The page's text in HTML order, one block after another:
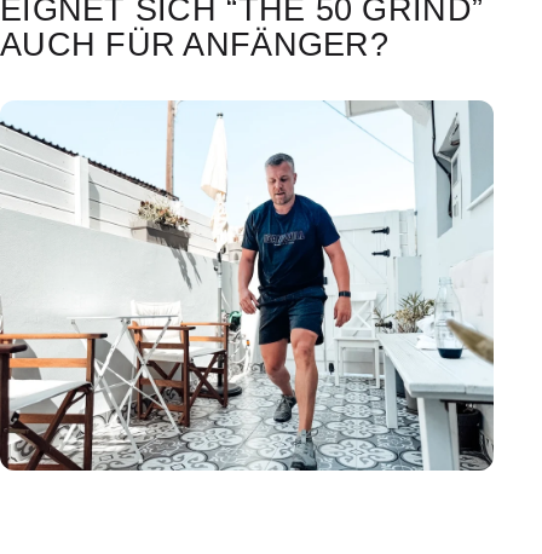
EIGNET SICH “THE 50 GRIND”
AUCH FÜR ANFÄNGER?